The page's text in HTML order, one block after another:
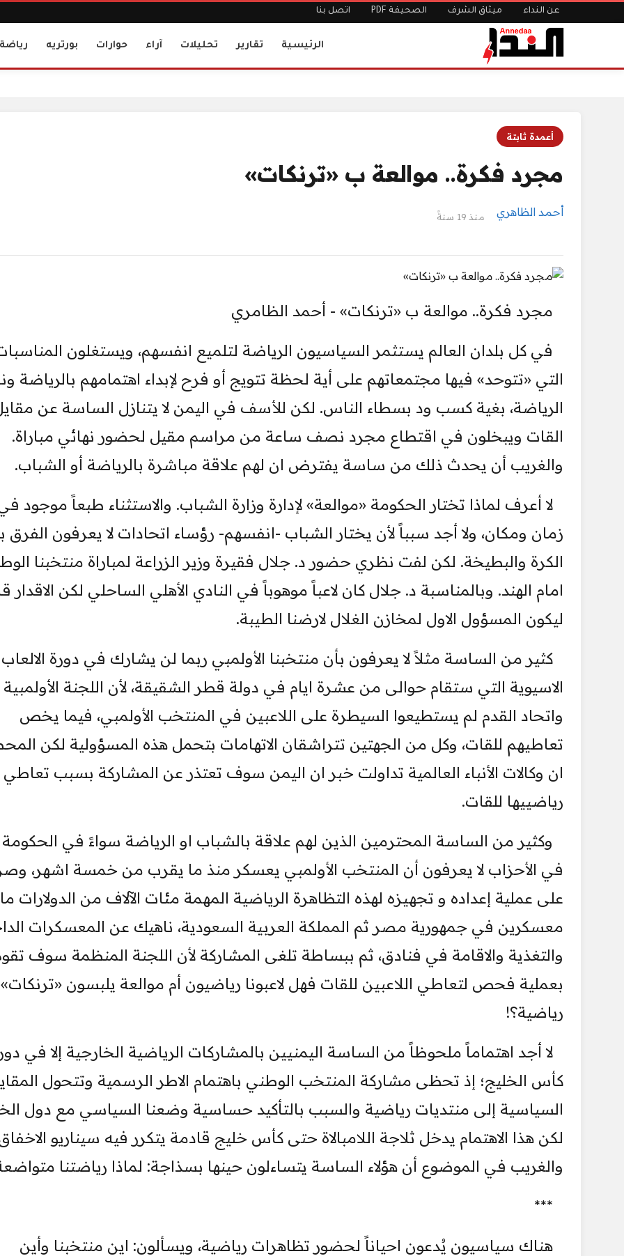
عن النداء ميثاق الشرف الصحيفة PDF اتصل بنا
الرئيسية تقارير تحليلات آراء حوارات بورتريه رياضة
أعمدة ثابتة
مجرد فكرة.. موالعة ب «ترنكات»
أحمد الظاهري منذ 19 سنةً
مجرد فكرة.. موالعة ب «ترنكات» - أحمد الظامري
في كل بلدان العالم يستثمر السياسيون الرياضة لتلميع انفسهم، ويستغلون
التي «تتوحد» فيها مجتمعاتهم على أية لحظة تتويج أو فرح لإبداء اهتمامهم بالرياضة
الرياضة، بغية كسب ود بسطاء الناس. لكن للأسف في اليمن لا يتنازل الساسة عن
القات ويبخلون في اقتطاع مجرد نصف ساعة من مراسم مقيل لحضور نهائي مباراة.
والغريب أن يحدث ذلك من ساسة يفترض ان لهم علاقة مباشرة بالرياضة أو الشباب.
لا أعرف لماذا تختار الحكومة «موالعة» لإدارة وزارة الشباب. والاستثناء طبعاً موجود
زمان ومكان، ولا أجد سبباً لأن يختار الشباب -انفسهم- رؤساء اتحادات لا يعرفون الفرق
الكرة والبطيخة. لكن لفت نظري حضور د. جلال فقيرة وزير الزراعة لمباراة منتخبنا
امام الهند. وبالمناسبة د. جلال كان لاعباً موهوباً في النادي الأهلي الساحلي لكن الاقدار
ليكون المسؤول الاول لمخازن الغلال لارضنا الطيبة.
كثير من الساسة مثلاً لا يعرفون بأن منتخبنا الأولمبي ربما لن يشارك في دورة الالعاب
الاسيوية التي ستقام حوالى من عشرة ايام في دولة قطر الشقيقة، لأن اللجنة الأولمبية
واتحاد القدم لم يستطيعوا السيطرة على اللاعبين في المنتخب الأولمبي، فيما يخص
تعاطيهم للقات، وكل من الجهتين تتراشقان الاتهامات بتحمل هذه المسؤولية لكن
ان وكالات الأنباء العالمية تداولت خبر ان اليمن سوف تعتذر عن المشاركة بسبب تعاطي
رياضييها للقات.
وكثير من الساسة المحترمين الذين لهم علاقة بالشباب او الرياضة سواءً في الحكومة
في الأحزاب لا يعرفون أن المنتخب الأولمبي يعسكر منذ ما يقرب من خمسة اشهر،
على عملية إعداده و تجهيزه لهذه التظاهرة الرياضية المهمة مئات الآلاف من الدولارات
معسكرين في جمهورية مصر ثم المملكة العربية السعودية، ناهيك عن المعسكرات
والتغذية والاقامة في فنادق، ثم ببساطة تلغى المشاركة لأن اللجنة المنظمة سوف
بعملية فحص لتعاطي اللاعبين للقات فهل لاعبونا رياضيون أم موالعة يلبسون «ترنكات»
رياضية؟!
لا أجد اهتماماً ملحوظاً من الساسة اليمنيين بالمشاركات الرياضية الخارجية إلا في
كأس الخليج؛ إذ تحظى مشاركة المنتخب الوطني باهتمام الاطر الرسمية وتتحول
السياسية إلى منتديات رياضية والسبب بالتأكيد حساسية وضعنا السياسي مع دول
لكن هذا الاهتمام يدخل ثلاجة اللامبالاة حتى كأس خليج قادمة يتكرر فيه سيناريو
والغريب في الموضوع أن هؤلاء الساسة يتساءلون حينها بسذاجة: لماذا رياضتنا
***
هناك سياسيون يُدعون احياناً لحضور تظاهرات رياضية، ويسألون: اين منتخبنا وأين